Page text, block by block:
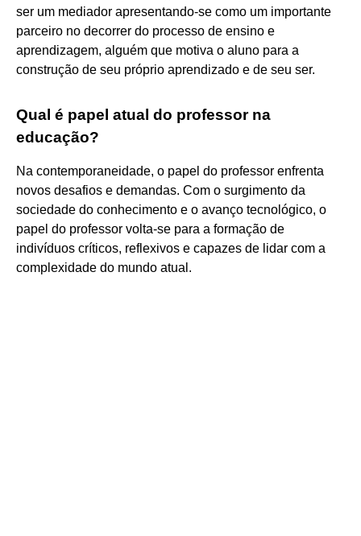
ser um mediador apresentando-se como um importante
parceiro no decorrer do processo de ensino e
aprendizagem, alguém que motiva o aluno para a
construção de seu próprio aprendizado e de seu ser.
Qual é papel atual do professor na
educação?
Na contemporaneidade, o papel do professor enfrenta
novos desafios e demandas. Com o surgimento da
sociedade do conhecimento e o avanço tecnológico, o
papel do professor volta-se para a formação de
indivíduos críticos, reflexivos e capazes de lidar com a
complexidade do mundo atual.